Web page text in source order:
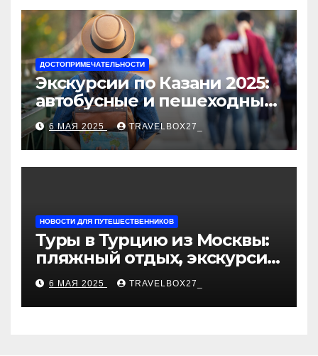
ДОСТОПРИМЕЧАТЕЛЬНОСТИ
Экскурсии по Казани 2025:
автобусные и пешеходные
туры от туроператора
«Казан360»
6 МАЯ 2025 TRAVELBOX27_
НОВОСТИ ДЛЯ ПУТЕШЕСТВЕННИКОВ
Туры в Турцию из Москвы:
пляжный отдых, экскурсии
и лучшие курорты
6 МАЯ 2025 TRAVELBOX27_